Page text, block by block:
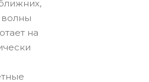
на